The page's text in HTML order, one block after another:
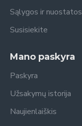
Sąlygos ir nuostatos
Susisiekite
Mano paskyra
Paskyra
Užsakymų istorija
Naujienlaiškis